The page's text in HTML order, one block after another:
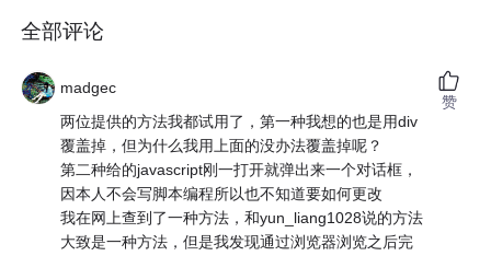
全部评论
madgec
两位提供的方法我都试用了，第一种我想的也是用div
覆盖掉，但为什么我用上面的没办法覆盖掉呢？
第二种给的javascript刚一打开就弹出来一个对话框，
因本人不会写脚本编程所以也不知道要如何更改
我在网上查到了一种方法，和yun_liang1028说的方法
大致是一种方法，但是我发现通过浏览器浏览之后完
赞